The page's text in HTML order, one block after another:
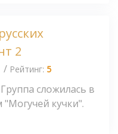
2
/ Рейтинг: 5
сложилась в
"Могучей кучки".